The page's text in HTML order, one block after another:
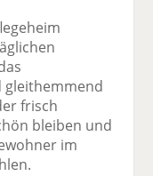
gleithemmend
frisch
bleiben und
im